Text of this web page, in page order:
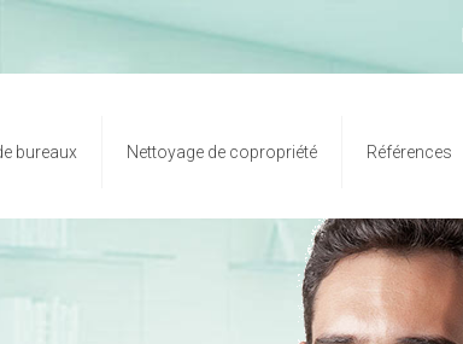
bureaux Nettoyage de copropriété Références